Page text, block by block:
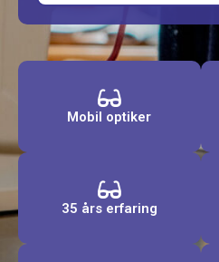
Mobil optiker
35 års erfaring